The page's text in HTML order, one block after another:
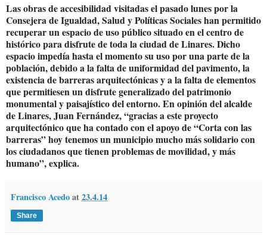
Las obras de accesibilidad visitadas el pasado lunes por la
Consejera de Igualdad, Salud y Políticas Sociales han permitido
recuperar un espacio de uso público situado en el centro de
histórico para disfrute de toda la ciudad de Linares. Dicho
espacio impedía hasta el momento su uso por una parte de la
población, debido a la falta de uniformidad del pavimento, la
existencia de barreras arquitectónicas y a la falta de elementos
que permitiesen un disfrute generalizado del patrimonio
monumental y paisajístico del entorno. En opinión del alcalde
de Linares, Juan Fernández, “gracias a este proyecto
arquitectónico que ha contado con el apoyo de “Corta con las
barreras” hoy tenemos un municipio mucho más solidario con
los ciudadanos que tienen problemas de movilidad, y más
humano”, explica.
Francisco Acedoat23.4.14
Share